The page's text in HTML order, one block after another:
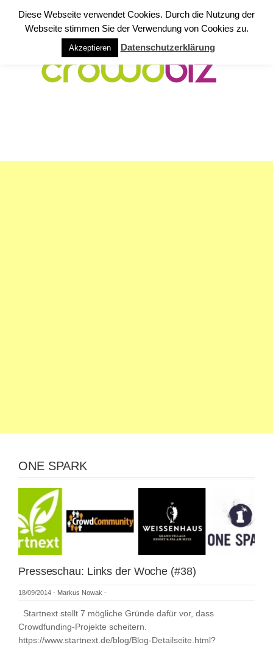
ONE SPARK
Presseschau: Links der Woche (#38)
18/09/2014 - Markus Nowak -
Startnext stellt 7 mögliche Gründe dafür vor, dass
Crowdfunding-Projekte scheitern.
https://www.startnext.de/blog/Blog-Detailseite.html?
Diese Webseite verwendet Cookies. Durch die Nutzung der
Webseite stimmen Sie der Verwendung von Cookies zu.
Akzeptieren Datenschutzerklärung